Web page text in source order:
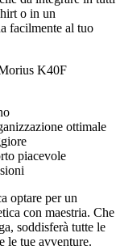
o in un
facilmente al tuo
K40F
ottimale
piacevole
optare per un
con maestria. Che
soddisferà tutte le
le tue avventure.